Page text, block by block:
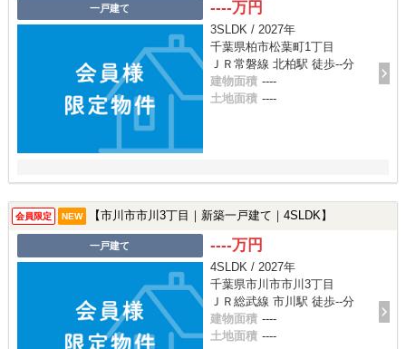
一戸建て ----万円
3SLDK / 2027年
千葉県柏市松葉町1丁目
ＪＲ常磐線 北柏駅 徒歩--分
建物面積 ----
土地面積 ----
会員限定 NEW 【市川市市川3丁目｜新築一戸建て｜4SLDK】
一戸建て ----万円
4SLDK / 2027年
千葉県市川市市川3丁目
ＪＲ総武線 市川駅 徒歩--分
建物面積 ----
土地面積 ----